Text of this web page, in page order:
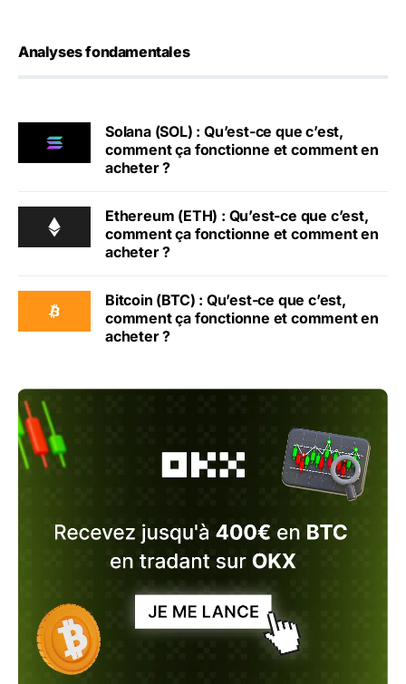
Analyses fondamentales
Solana (SOL) : Qu’est-ce que c’est,
comment ça fonctionne et comment en
acheter ?
Ethereum (ETH) : Qu’est-ce que c’est,
comment ça fonctionne et comment en
acheter ?
Bitcoin (BTC) : Qu’est-ce que c’est,
comment ça fonctionne et comment en
acheter ?